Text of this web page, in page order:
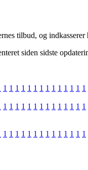
tilbud, og
siden sidste
1 1 1 1 1 1 1 1 1 1 1 1 1 1
1 1 1 1 1 1 1 1 1 1 1 1 1 1
1 1 1 1 1 1 1 1 1 1 1 1 1 1